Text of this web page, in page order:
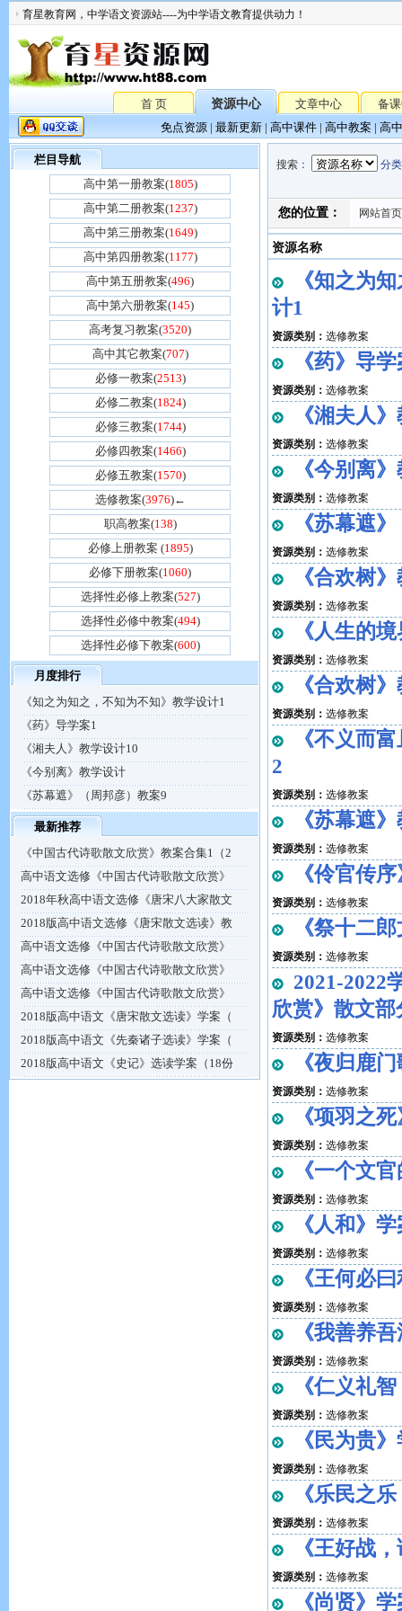
育星教育网，中学语文资源站----为中学语文教育提供动力！
首 页 资源中心 文章中心
备
免点资源| 最新更新| 高中课件| 高中教案| 高
栏目导航
高中第一册教案(1805)
高中第二册教案(1237)
高中第三册教案(1649)
高中第四册教案(1177)
高中第五册教案(496)
高中第六册教案(145)
高考复习教案(3520)
高中其它教案(707)
必修一教案(2513)
必修二教案(1824)
必修三教案(1744)
必修四教案(1466)
必修五教案(1570)
选修教案(3976)←
职高教案(138)
必修上册教案 (1895)
必修下册教案(1060)
选择性必修上教案(527)
选择性必修中教案(494)
选择性必修下教案(600)
月度排行
《知之为知之，不知为不知》教学设计1
《药》导学案1
《湘夫人》教学设计10
《今别离》教学设计
《苏幕遮》（周邦彦）教案9
最新推荐
《中国古代诗歌散文欣赏》教案合集1（2
高中语文选修《中国古代诗歌散文欣赏》
2018年秋高中语文选修《唐宋八大家散文
2018版高中语文选修《唐宋散文选读》教
高中语文选修《中国古代诗歌散文欣赏》
高中语文选修《中国古代诗歌散文欣赏》
高中语文选修《中国古代诗歌散文欣赏》
2018版高中语文《唐宋散文选读》学案（
2018版高中语文《先秦诸子选读》学案（
2018版高中语文《史记》选读学案（18份
搜索 ： 分
您的位置： 网站首页
资源名称
《知之为
计1
资源类别： 选修教案
《药》导
资源类别： 选修教案
《湘夫人
资源类别： 选修教案
《今别离
资源类别： 选修教案
《苏幕遮
资源类别： 选修教案
《合欢树
资源类别： 选修教案
《人生的
资源类别： 选修教案
《合欢树
资源类别： 选修教案
《不义而
2
资源类别： 选修教案
《苏幕遮
资源类别： 选修教案
《伶官传
资源类别： 选修教案
《祭十二
资源类别： 选修教案
2021-2022
欣赏》散文
资源类别： 选修教案
《夜归鹿
资源类别： 选修教案
《项羽之
资源类别： 选修教案
《一个文
资源类别： 选修教案
《人和》
资源类别： 选修教案
《王何必
资源类别： 选修教案
《我善养
资源类别： 选修教案
《仁义礼
资源类别： 选修教案
《民为贵
资源类别： 选修教案
《乐民之
资源类别： 选修教案
《王好战
资源类别： 选修教案
《尚贤》